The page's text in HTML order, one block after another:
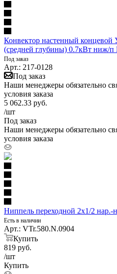
Конвектор настенный
(средней глубины) 0.7кВт ниж/
Под заказ
Арт.: 217-0128
Под заказ
Наши менеджеры обязательно
условия заказа
5 062.33 руб.
/шт
Под заказ
Наши менеджеры обязательно
условия заказа
Ниппель переходной 2х1/2 нар.-
Есть в наличии
Арт.: VTr.580.N.0904
Купить
819 руб.
/шт
Купить